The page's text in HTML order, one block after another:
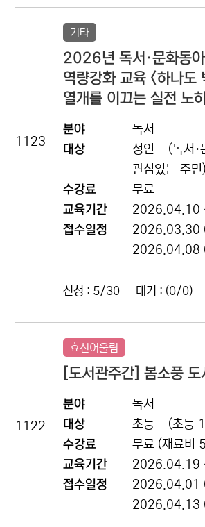
1123
기타
2026년 독서·문화동
역량강화 교육 <하나도
열개를 이끄는 실전 노
분야
독서
대상
성인
(독서·
관심있는 주민)
수강료
무료
교육기간
2026.04.10
접수일정
2026.03.30
2026.04.08
신청 : 5/30 대기 : (0/0)
1122
효천어울림
[도서관주간] 봄소풍 도
분야
독서
대상
초등
(초등
수강료
무료 (재료비
교육기간
2026.04.19
접수일정
2026.04.01
2026.04.13